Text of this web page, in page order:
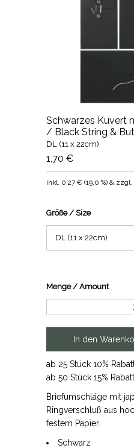
Schwarzes Kuvert
/ Black String &
DL (11 x 22cm)
1,70 €
inkl. 0,27 € (19,0 %) &
Größe / Size
Menge / Amount
ab 25 Stück 10%
ab 50 Stück 15% Rabatt
Briefumschläge mit
Ringverschluß aus
festem Papier.
Schwarz